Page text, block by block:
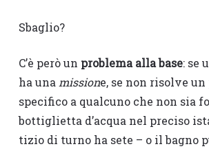
Sbaglio?
C’è però un problema alla base: se
ha una missione, se non risolve un
specifico a qualcuno che non sia
bottiglietta d’acqua nel preciso
tizio di turno ha sete – o il bagno